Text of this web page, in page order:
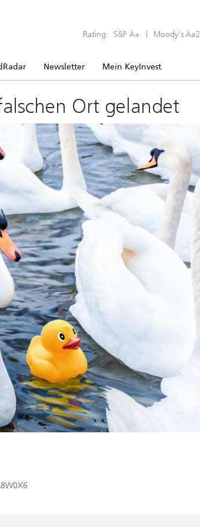
Rating: S&P A+ | Moody’s Aa2
Newsletter Mein KeyInvest
Ort gelandet